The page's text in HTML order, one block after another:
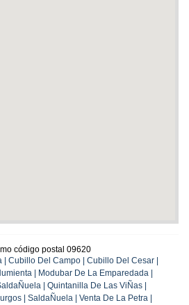
código postal 09620
Cubillo Del Campo | Cubillo Del Cesar |
| Modubar De La Emparedada |
| Quintanilla De Las ViÑas |
| SaldaÑuela | Venta De La Petra |